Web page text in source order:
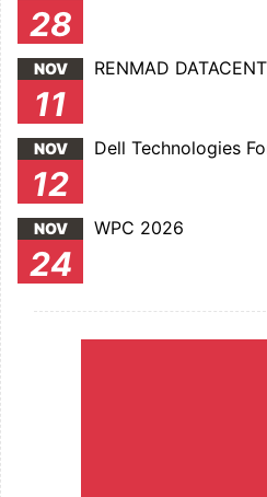
28
NOV
11
RENMAD
NOV
12
Dell Technologies
NOV
24
WPC 2026